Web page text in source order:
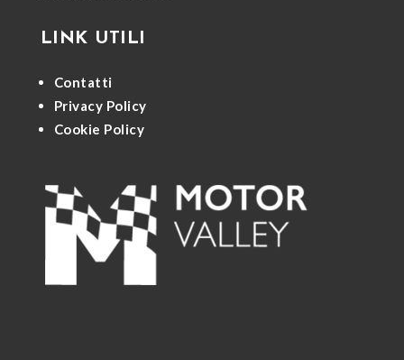
LINK UTILI
Contatti
Privacy Policy
Cookie Policy